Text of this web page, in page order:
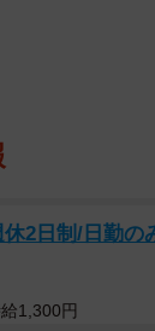
2日制/日勤の
1,300円